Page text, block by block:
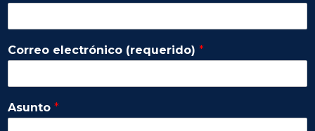
Correo electrónico (requerido) *
Asunto *